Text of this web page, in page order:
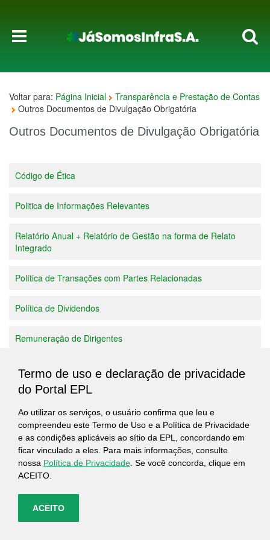
Voltar para: Página Inicial
Transparência e Prestação de Contas
Outros Documentos de Divulgação Obrigatória
Outros Documentos de Divulgação Obrigatória
Código de Ética
Politica de Informações Relevantes
Relatório Anual + Relatório de Gestão na forma de Relato
Integrado
Política de Transações com Partes Relacionadas
Política de Dividendos
Remuneração de Dirigentes
Relatório de metas e resultados 2021
Caso tenha alguma dúvida sobre algum assunto apresentado
acima, encaminhe o seu questionamento pelo Fale Conosco
https://www.epl.gov.br/fale-conosco)
Termo de uso e declaração de privacidade
do Portal EPL
Ao utilizar os serviços, o usuário confirma que leu e
compreendeu este Termo de Uso e a Política de Privacidade
e as condições aplicáveis ao sítio da EPL, concordando em
ficar vinculado a eles. Para mais informações, consulte
nossa Política de Privacidade . Se você concorda, clique em
ACEITO.
ACEITO